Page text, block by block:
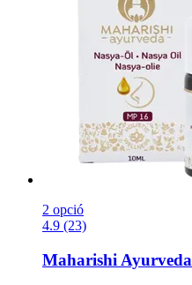
2 opció
4.9 (23)
Maharishi Ayurveda